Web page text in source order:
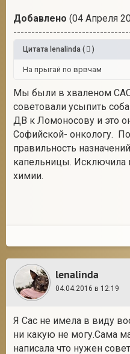
Добавлено (04 Апреля
Цитата lenalinda ( )
На прыгай по врвчам
Мы были в хваленом
советовали усыпить
ДВ к Ломоносову и это
Софийской- онкологу.
правильность
капельницы. Исключила
химии.
lenalinda
04.04.2016 в 12:19
Я Сас не имела в виду
ни какую не могу.Сама
написала что нужен